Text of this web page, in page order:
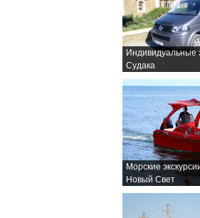
Индивидуальные
Судака
Морские
Новый Свет